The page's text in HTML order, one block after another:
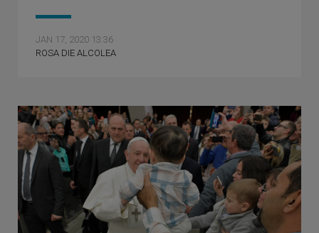
JAN 17, 2020 13:36
ROSA DIE ALCOLEA